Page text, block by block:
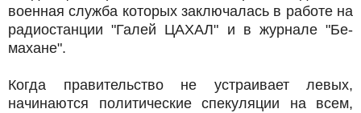
военная служба которых заключалась в работе на
радиостанции "Галей ЦАХАЛ" и в журнале "Бе-
махане".
Когда правительство не устраивает левых,
начинаются политические спекуляции на всем,